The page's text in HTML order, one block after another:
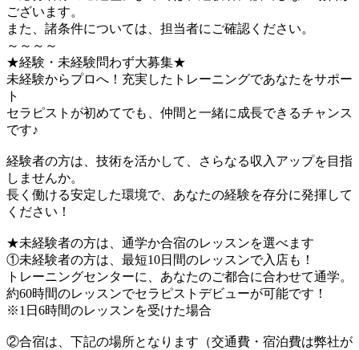
ございます。
また、諸条件については、担当者にご確認ください。
～～～～
★経験・未経験問わず大募集★
未経験からプロへ！充実したトレーニングであなたをサポー
ト
セラピストが初めてでも、仲間と一緒に成長できるチャンス
です♪
経験者の方は、技術を活かして、さらなる収入アップを目指
しませんか。
長く働ける安定した環境で、あなたの経験を存分に発揮して
ください！
★未経験者の方は、通学か合宿のレッスンを選べます
①未経験者の方は、最短10日間のレッスンで入店も！
トレーニングセンターに、あなたのご都合に合わせて通学。
約60時間のレッスンでセラピストデビューが可能です！
※1日6時間のレッスンを受けた場合
②合宿は、下記の場所となります（交通費・宿泊費は弊社が